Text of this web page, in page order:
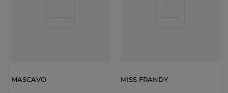
MASCAVO MISS FRANDY